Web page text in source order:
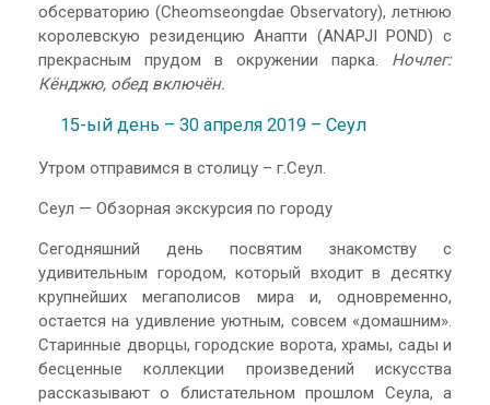
обсерваторию (Cheomseongdae Observatory), летнюю
королевскую резиденцию Анапти (ANAPJI POND) с
прекрасным прудом в окружении парка. Ночлег:
Кёнджю, обед включён.
15-ый день – 30 апреля 2019 – Сеул
Утром отправимся в столицу – г.Сеул.
Сеул — Обзорная экскурсия по городу
Сегодняшний день посвятим знакомству с
удивительным городом, который входит в десятку
крупнейших мегаполисов мира и, одновременно,
остается на удивление уютным, совсем «домашним».
Старинные дворцы, городские ворота, храмы, сады и
бесценные коллекции произведений искусства
рассказывают о блистательном прошлом Сеула, а